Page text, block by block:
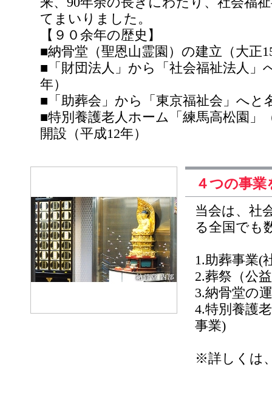
てまいりました。
【９０余年の歴史】
■納骨堂（聖恩山霊園）の建立（大正
■「財団法人」から「社会福祉法人」
年）
■「助葬会」から「東京福祉会」へと
■特別養護老人ホーム「練馬高松園」
開設（平成12年）
４つの事業
当会は、社
る全国でも
1.助葬事業(
2.葬祭（公
3.納骨堂の
4.特別養護
事業)
※詳しくは